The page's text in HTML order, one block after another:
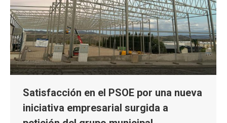
Satisfacción en el PSOE por una nueva
iniciativa empresarial surgida a